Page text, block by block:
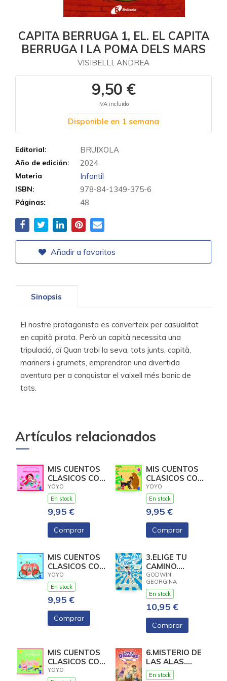
CAPITA BERRUGA 1, EL. EL CAPITA
BERRUGA I LA POMA DELS MARS
VISIBELLI, ANDREA
9,50 €
IVA incluido
Disponible en 1 semana
Editorial: BRUIXOLA
Año de edición: 2024
Materia Infantil
ISBN: 978-84-1349-375-6
Páginas: 48
Añadir a favoritos
Sinopsis
El nostre protagonista es converteix per casualitat
en capità pirata. Però un capità necessita una
tripulació, oï Quan trobi la seva, tots junts, capità,
mariners i grumets, emprendran una divertida
aventura per a conquistar el vaixell més bonic de
tots.
Artículos relacionados
MIS CUENTOS
CLASICOS CON
TEXTURAS.
CAPERUCITA
ROJA
YOYO
En stock
9,95 €
Comprar
MIS CUENTOS
CLASICOS CON
TEXTURAS. EL
LIBRO DE LA
YOYO
En stock
9,95 €
Comprar
MIS CUENTOS
CLASICOS CON
TEXTURAS.
CENICIENTA
YOYO
En stock
9,95 €
Comprar
3.ELIGE TU
CAMINO.
(GYMNASTICS
STAR)
GODWIN,
GEORGINA
En stock
10,95 €
Comprar
MIS CUENTOS
CLASICOS CON
TEXTURAS.
YOYO
6.MISTERIO DE
LAS ALAS.
(LITTLE
En stock